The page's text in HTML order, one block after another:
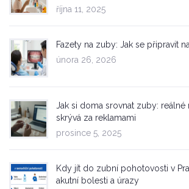
října 11, 2025
Fazety na zuby: Jak se připravit
února 26, 2026
Jak si doma srovnat zuby:
skrývá za reklamami
prosince 5, 2025
Kdy jít do zubní pohotovosti v
akutní bolesti a úrazy